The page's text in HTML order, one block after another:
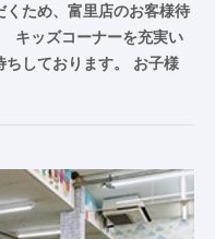
ため、富里店のお客様待
キッズコーナーを充実い
ちしております。 お子様